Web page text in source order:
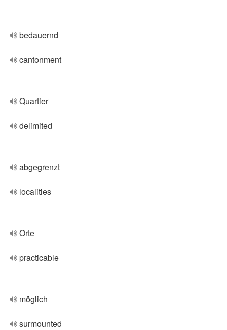
bedauernd
cantonment
Quartier
delimited
abgegrenzt
localities
Orte
practicable
möglich
surmounted